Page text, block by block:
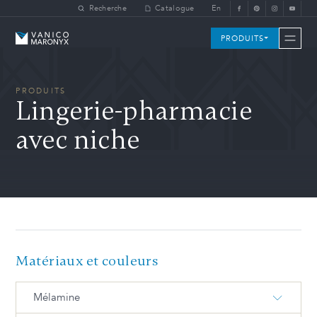
Skip to main contentRecherche Catalogue En
Vanico-Maronyx PRODUITS
PRODUITS
Lingerie-pharmacie
avec niche
Matériaux et couleurs
Mélamine